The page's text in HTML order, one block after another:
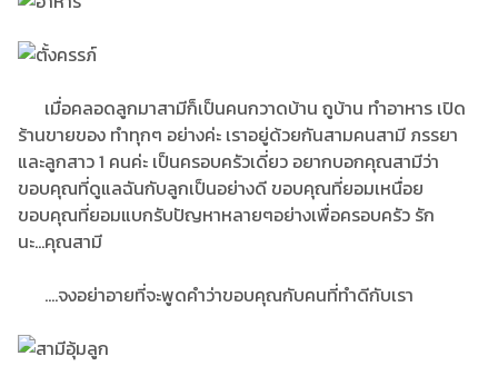
เมื่อคลอดลูกมาสามีก็เป็นคนกวาดบ้าน ถูบ้าน ทำอาหาร เปิด
ร้านขายของ ทำทุกๆ อย่างค่ะ เราอยู่ด้วยกันสามคนสามี ภรรยา
และลูกสาว 1 คนค่ะ เป็นครอบครัวเดี่ยว อยากบอกคุณสามีว่า
ขอบคุณที่ดูแลฉันกับลูกเป็นอย่างดี ขอบคุณที่ยอมเหนื่อย
ขอบคุณที่ยอมแบกรับปัญหาหลายๆอย่างเพื่อครอบครัว รัก
นะ...คุณสามี
....จงอย่าอายที่จะพูดคำว่าขอบคุณกับคนที่ทำดีกับเรา